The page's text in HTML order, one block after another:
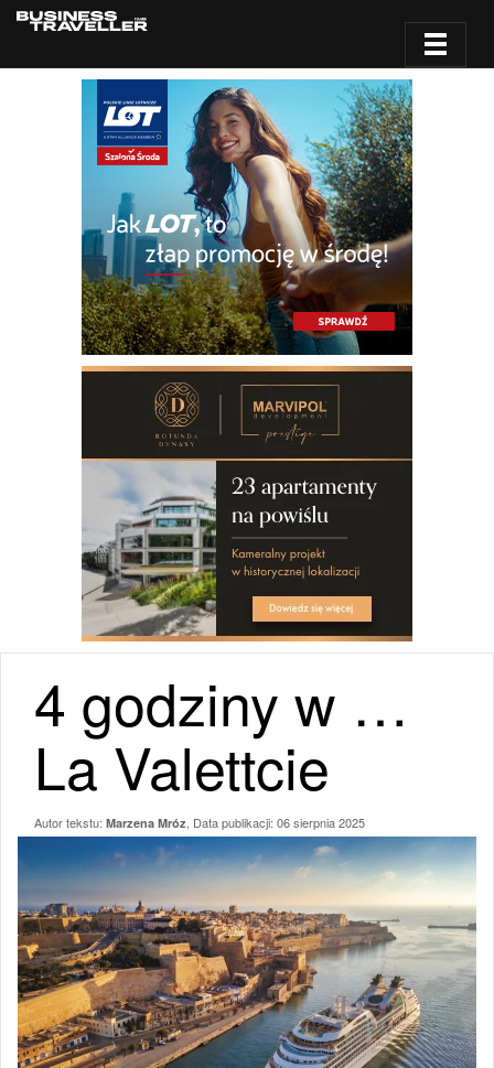
4 godziny w …
La Valettcie
Autor tekstu: Marzena Mróz , Data publikacji: 06 sierpnia 2025